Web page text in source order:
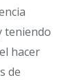
teniendo
hacer
de